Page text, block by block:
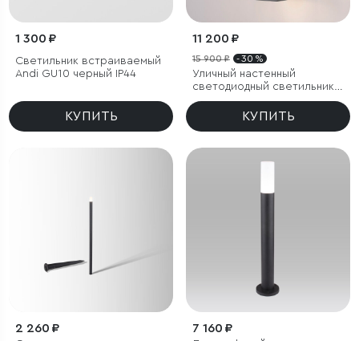
1 300 ₽
Светильник встраиваемый
Andi GU10 черный IP44
КУПИТЬ
11 200 ₽
15 900 ₽ - 30 %
Уличный настенный
светодиодный светильник
Frame LED IP54
КУПИТЬ
2 260 ₽ 7 160 ₽